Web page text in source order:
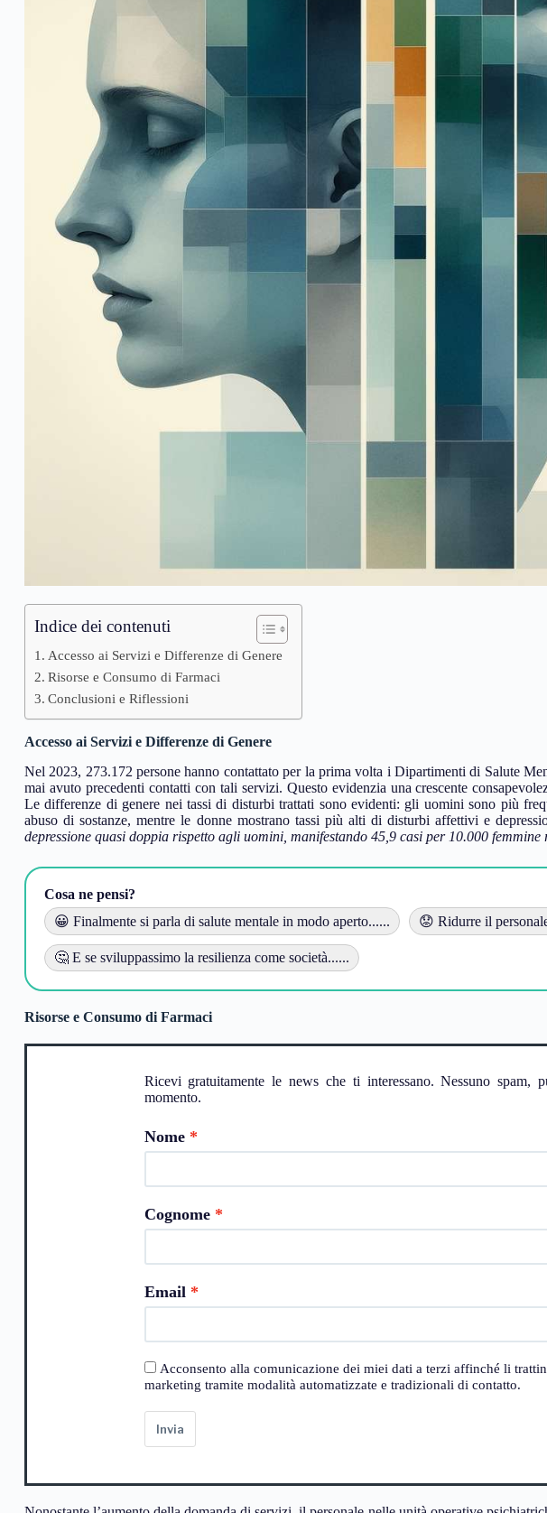
Indice dei contenuti
Accesso ai Servizi e Differenze di Genere
Risorse e Consumo di Farmaci
Conclusioni e Riflessioni
Accesso ai Servizi e Differenze di Genere
Nel 2023, 273.172 persone hanno contattato per la prima volta i Dipartimenti di Salute
mai avuto precedenti contatti con tali servizi. Questo evidenzia una crescente
Le differenze di genere nei tassi di disturbi trattati sono evidenti: gli uomini sono più
abuso di sostanze, mentre le donne mostrano tassi più alti di disturbi affettivi e
depressione quasi doppia rispetto agli uomini, manifestando 45,9 casi per 10.000
Cosa ne pensi?
😀 Finalmente si parla di salute mentale in modo aperto......
😟 Ridurre il
🤔 E se sviluppassimo la resilienza come società......
Risorse e Consumo di Farmaci
Ricevi gratuitamente le news che ti interessano. Nessuno spam,
momento.
Nome
Cognome
Email
Acconsento alla comunicazione dei miei dati a terzi affinché li
marketing tramite modalità automatizzate e tradizionali di contatto.
Invia